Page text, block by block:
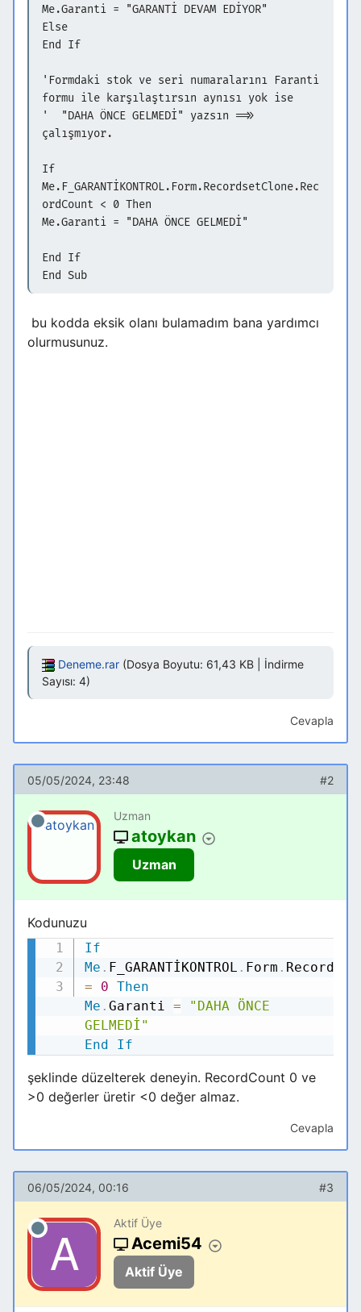
Me.Garanti = "GARANTİ DEVAM EDİYOR"
Else
End If
'Formdaki stok ve seri numaralarını Faranti
formu ile karşılaştırsın aynısı yok ise
' "DAHA ÖNCE GELMEDİ" yazsın =>>
çalışmıyor.
If
Me.F_GARANTİKONTROL.Form.RecordsetClone.Rec
ordCount < 0 Then
Me.Garanti = "DAHA ÖNCE GELMEDİ"
End If
End Sub
bu kodda eksik olanı bulamadım bana yardımcı
olurmusunuz.
Deneme.rar(Dosya Boyutu: 61,43 KB | İndirme
Sayısı: 4)
Cevapla
05/05/2024, 23:48 #2
Uzman
atoykan
Uzman
Kodunuzu
If
Me . F_GARANTİKONTROL . Form .
=
0 Then
Me . Garanti =
"DAHA ÖNCE
GELMEDİ"
End
If
şeklinde düzelterek deneyin. RecordCount 0 ve
>0 değerler üretir <0 değer almaz.
Cevapla
06/05/2024, 00:16 #3
Aktif Üye
Acemi54
Aktif Üye